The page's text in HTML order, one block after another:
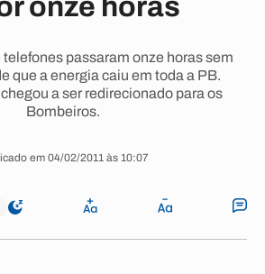
onze horas
passaram onze horas sem
que a energia caiu em toda a PB.
a ser redirecionado para os
Bombeiros.
em 04/02/2011 às 10:07